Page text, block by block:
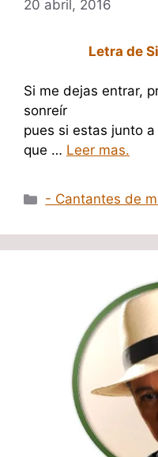
20 abril, 2016
Letra de
Si me dejas entrar,
sonreír
pues si estas junto
que … Leer mas.
Categorías
- Cantantes de